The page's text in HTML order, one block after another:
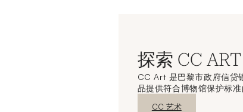
探索 CC ART
CC Art 是巴黎市政府信贷
品提供符合博物馆保护标
新窗口发现
CC 艺术